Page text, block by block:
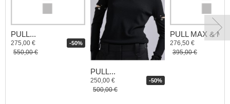
PULL...
275,00 € -50%
550,00 €
PULL...
250,00 € -50%
500,00 €
PULL MAX &
276,50 €
395,00 €